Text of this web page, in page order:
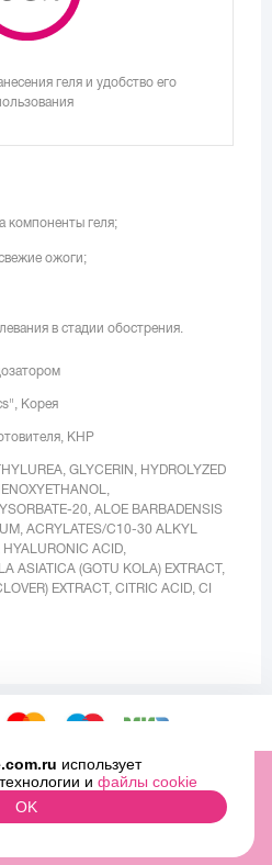
геля и удобство его
компоненты геля;
ожоги;
в стадии обострения.
Корея
КНР
GLYCERIN, HYDROLYZED
20, ALOE BARBADENSIS
ACRYLATES/C10-30 ALKYL
ACID,
ASIATICA (GOTU KOLA) EXTRACT,
EXTRACT, CITRIC ACID, CI
ИНН 7727696979
Beauty Style Inc.,
использует
и файлы cookie
OK